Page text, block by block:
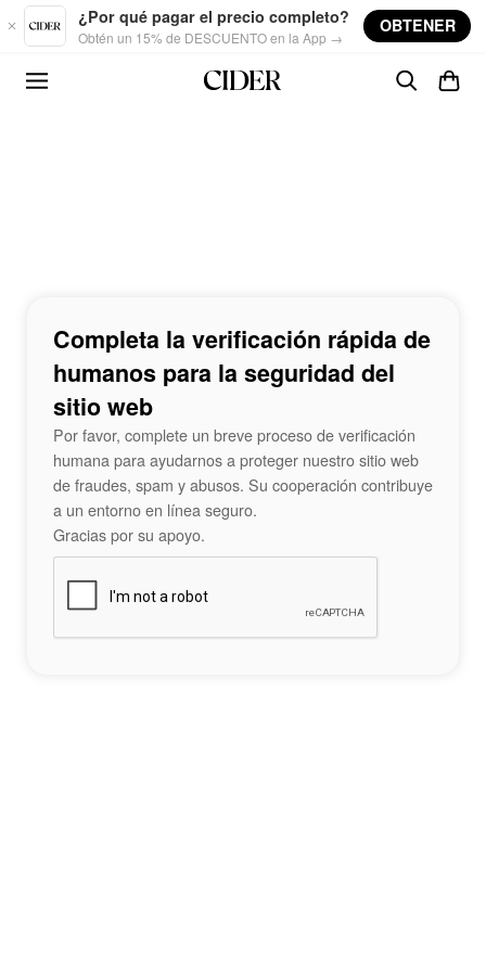
Skip to main content
¿Por qué pagar el precio completo?
Obtén un 15% de DESCUENTO en la App →
OBTENER
Completa la verificación rápida de
humanos para la seguridad del
sitio web
Por favor, complete un breve proceso de verificación
humana para ayudarnos a proteger nuestro sitio web
de fraudes, spam y abusos. Su cooperación contribuye
a un entorno en línea seguro.
Gracias por su apoyo.